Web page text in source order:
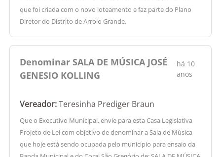
que foi criada com o novo loteamento e faz parte do Plano
Diretor do Distrito de Arroio Grande.
Denominar SALA DE MÚSICA JOSÉ
GENESIO KOLLING
há 10
anos
Vereador:Teresinha Prediger Braun
Que o Executivo Municipal, envie para esta Casa Legislativa
Projeto de Lei com objetivo de denominar a Sala de Música
que hoje está sendo ocupada pelo município para ensaio da